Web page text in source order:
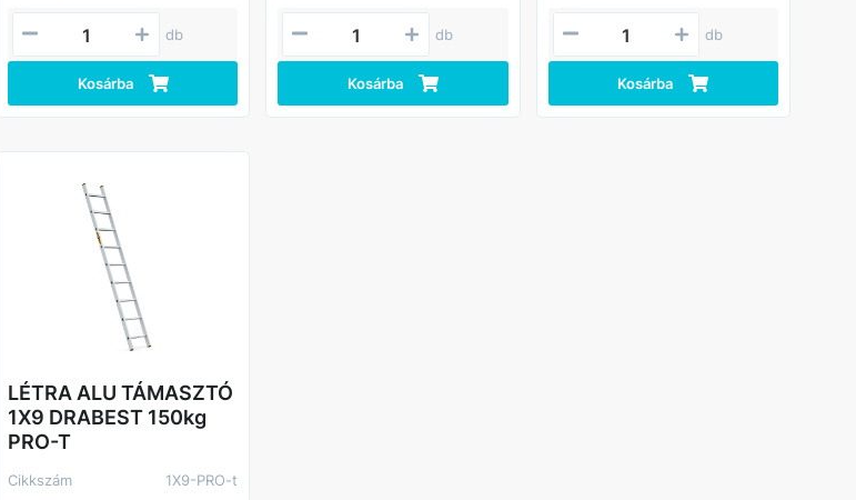
db
Kosárba
db
Kosárba
db
Kosárba
LÉTRA ALU TÁMASZTÓ
1X9 DRABEST 150kg
PRO-T
Cikkszám
1X9-PRO-t